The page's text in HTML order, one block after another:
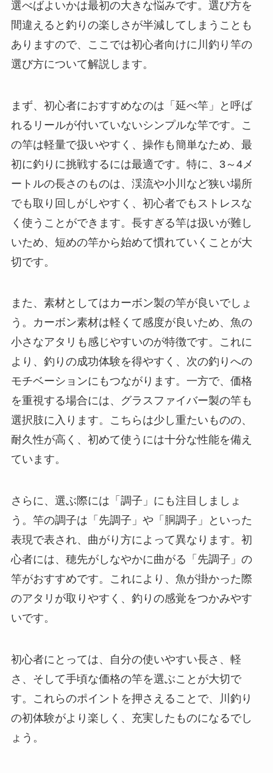
選べばよいかは最初の大きな悩みです。選び方を
間違えると釣りの楽しさが半減してしまうことも
ありますので、ここでは初心者向けに川釣り竿の
選び方について解説します。
まず、初心者におすすめなのは「延べ竿」と呼ば
れるリールが付いていないシンプルな竿です。こ
の竿は軽量で扱いやすく、操作も簡単なため、最
初に釣りに挑戦するには最適です。特に、3～4メ
ートルの長さのものは、渓流や小川など狭い場所
でも取り回しがしやすく、初心者でもストレスな
く使うことができます。長すぎる竿は扱いが難し
いため、短めの竿から始めて慣れていくことが大
切です。
また、素材としてはカーボン製の竿が良いでしょ
う。カーボン素材は軽くて感度が良いため、魚の
小さなアタリも感じやすいのが特徴です。これに
より、釣りの成功体験を得やすく、次の釣りへの
モチベーションにもつながります。一方で、価格
を重視する場合には、グラスファイバー製の竿も
選択肢に入ります。こちらは少し重たいものの、
耐久性が高く、初めて使うには十分な性能を備え
ています。
さらに、選ぶ際には「調子」にも注目しましょ
う。竿の調子は「先調子」や「胴調子」といった
表現で表され、曲がり方によって異なります。初
心者には、穂先がしなやかに曲がる「先調子」の
竿がおすすめです。これにより、魚が掛かった際
のアタリが取りやすく、釣りの感覚をつかみやす
いです。
初心者にとっては、自分の使いやすい長さ、軽
さ、そして手頃な価格の竿を選ぶことが大切で
す。これらのポイントを押さえることで、川釣り
の初体験がより楽しく、充実したものになるでし
ょう。